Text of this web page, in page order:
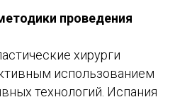
проведения
хирурги
использованием
технологий. Испания